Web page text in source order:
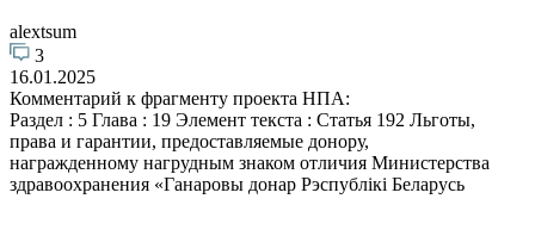
alextsum
3
16.01.2025
Комментарий к фрагменту проекта НПА:
Раздел : 5 Глава : 19 Элемент текста : Статья 192 Льготы,
права и гарантии, предоставляемые донору,
награжденному нагрудным знаком отличия Министерства
здравоохранения «Ганаровы донар Рэспублiкi Беларусь